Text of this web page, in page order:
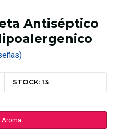
Antiséptico
STOCK: 13
Aroma